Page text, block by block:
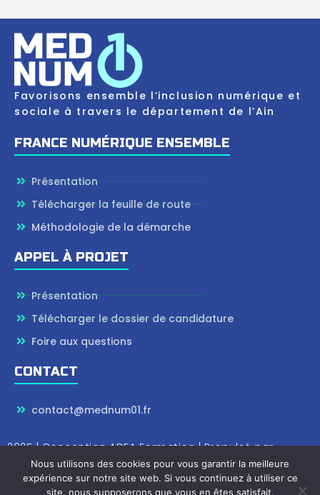
Favorisons ensemble l’inclusion numérique et
sociale à travers le département de l’Ain
FRANCE NUMÉRIQUE ENSEMBLE
Présentation
Télécharger la feuille de route
Méthodologie de la démarche
APPEL À PROJET
Présentation
Télécharger le dossier de candidature
Foire aux questions
CONTACT
contact@mednum01.fr
2025 | ConceptionADEA Formation| Propulsé par
Wordpress
Nous utilisons des cookies pour vous garantir la meilleure
expérience sur notre site web. Si vous continuez à utiliser ce
site, nous supposerons que vous en êtes satisfait.